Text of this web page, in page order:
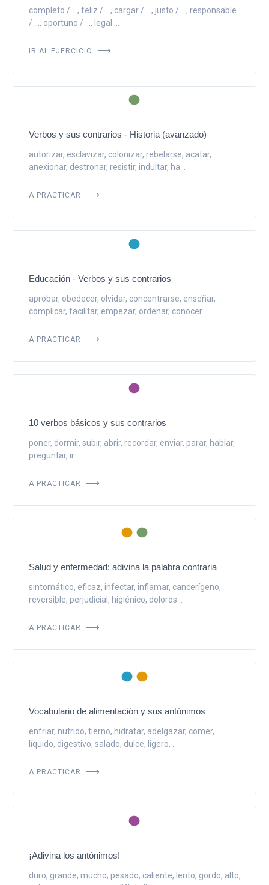
completo / ..., feliz / ..., cargar / ..., justo / ..., responsable
/ ..., oportuno / ..., legal ...
IR AL EJERCICIO
Verbos y sus contrarios - Historia (avanzado)
autorizar, esclavizar, colonizar, rebelarse, acatar,
anexionar, destronar, resistir, indultar, ha...
A PRACTICAR
Educación - Verbos y sus contrarios
aprobar, obedecer, olvidar, concentrarse, enseñar,
complicar, facilitar, empezar, ordenar, conocer
A PRACTICAR
10 verbos básicos y sus contrarios
poner, dormir, subir, abrir, recordar, enviar, parar, hablar,
preguntar, ir
A PRACTICAR
Salud y enfermedad: adivina la palabra contraria
sintomático, eficaz, infectar, inflamar, cancerígeno,
reversible, perjudicial, higiénico, doloros...
A PRACTICAR
Vocabulario de alimentación y sus antónimos
enfriar, nutrido, tierno, hidratar, adelgazar, comer,
líquido, digestivo, salado, dulce, ligero, ...
A PRACTICAR
¡Adivina los antónimos!
duro, grande, mucho, pesado, caliente, lento, gordo, alto,